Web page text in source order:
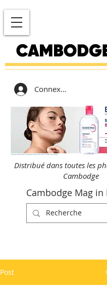
Connexion
Distribué dans toutes les
Cambodge
Cambodge Mag in
Post